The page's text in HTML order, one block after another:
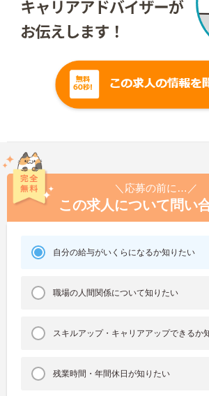
＼応募の前に…／
この求人について問い
自分の給与がいくらになるか知りたい
職場の人間関係について知りたい
スキルアップ・キャリアアップできるか
残業時間・年間休日が知りたい